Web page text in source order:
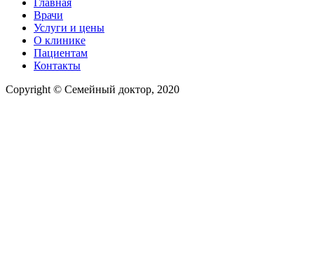
Врачи
Услуги и цены
О клинике
Пациентам
Контакты
Copyright © Семейный доктор, 2020